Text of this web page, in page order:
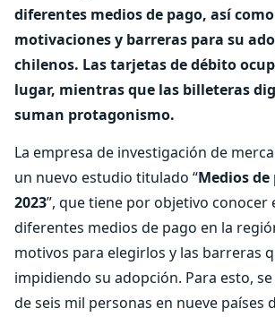
diferentes medios de pago, así
motivaciones y barreras para su
chilenos. Las tarjetas de débito
lugar, mientras que las billeteras
suman protagonismo.
La empresa de investigación de
un nuevo estudio titulado “Medios de
2023”, que tiene por objetivo conocer
diferentes medios de pago en la
motivos para elegirlos y las barreras
impidiendo su adopción. Para esto,
de seis mil personas en nueve países